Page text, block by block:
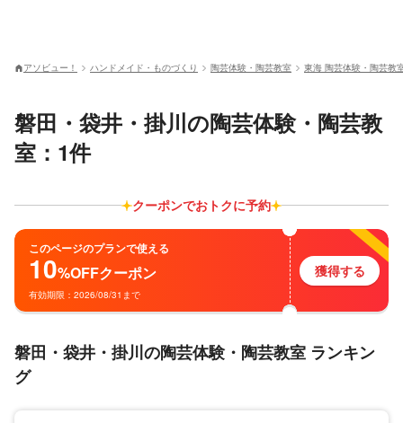
アソビュー！ ハンドメイド・ものづくり 陶芸体験・陶芸教室 東海 陶芸体験・陶芸教
磐田・袋井・掛川の陶芸体験・陶芸教
室：1件
クーポンでおトクに予約
このページのプランで使える
10%OFFクーポン
有効期限：2026/08/31まで
獲得する
磐田・袋井・掛川の陶芸体験・陶芸教室 ランキン
グ